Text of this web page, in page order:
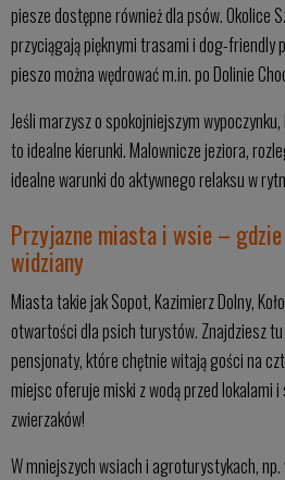
piesze dostępne również dla psów. Okolice
przyciągają pięknymi trasami i dog-friendly
pieszo można wędrować m.in. po Dolinie
Jeśli marzysz o spokojniejszym
to idealne kierunki. Malownicze jeziora,
idealne warunki do aktywnego relaksu w
Przyjazne miasta i wsie –
widziany
Miasta takie jak Sopot, Kazimierz Dolny,
otwartości dla psich turystów. Znajdziesz
pensjonaty, które chętnie witają gości na
miejsc oferuje miski z wodą przed lokalami
zwierzaków!
W mniejszych wsiach i agroturystykach,